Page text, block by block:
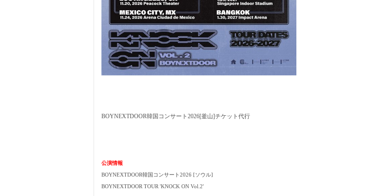
BOYNEXTDOOR韓国コンサート2026[釜山]チケット代行
公演情報
BOYNEXTDOOR韓国コンサート2026 [ソウル]
BOYNEXTDOOR TOUR 'KNOCK ON Vol.2'